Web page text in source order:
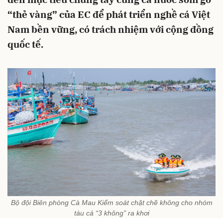
“thẻ vàng” của EC để phát triển nghề cá Việt
Nam bền vững, có trách nhiệm với cộng đồng
quốc tế.
Bộ đội Biên phòng Cà Mau Kiểm soát chặt chẽ không cho nhóm
tàu cá “3 không” ra khơi